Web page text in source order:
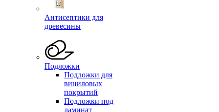
Антисептики для
древесины
Подложки
Подложки для
виниловых
покрытий
Подложки под
ламинат